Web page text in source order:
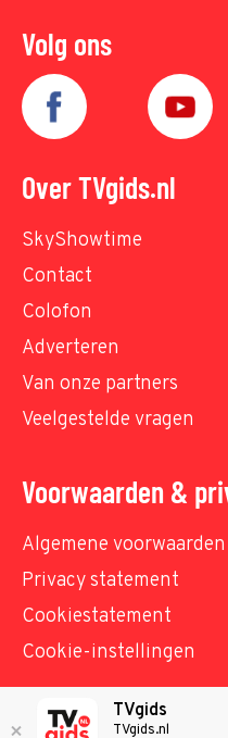
Volg ons
Over TVgids.nl
SkyShowtime
Contact
Colofon
Adverteren
Van onze partners
Veelgestelde vragen
Voorwaarden &
Algemene voorwaarden
Privacy statement
Cookiestatement
Cookie-instellingen
© TVgids.nl 2026 - All
TVgids
TVgids.nl